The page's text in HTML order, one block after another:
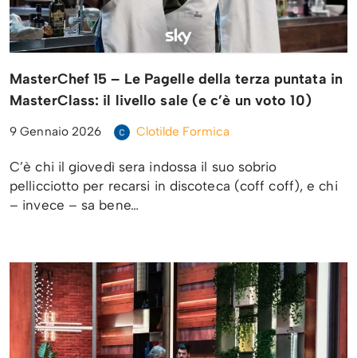
MasterChef 15 – Le Pagelle della terza puntata in
MasterClass: il livello sale (e c’è un voto 10)
9 Gennaio 2026 Clotilde Formica
C’è chi il giovedì sera indossa il suo sobrio
pellicciotto per recarsi in discoteca (coff coff), e chi
– invece – sa bene…